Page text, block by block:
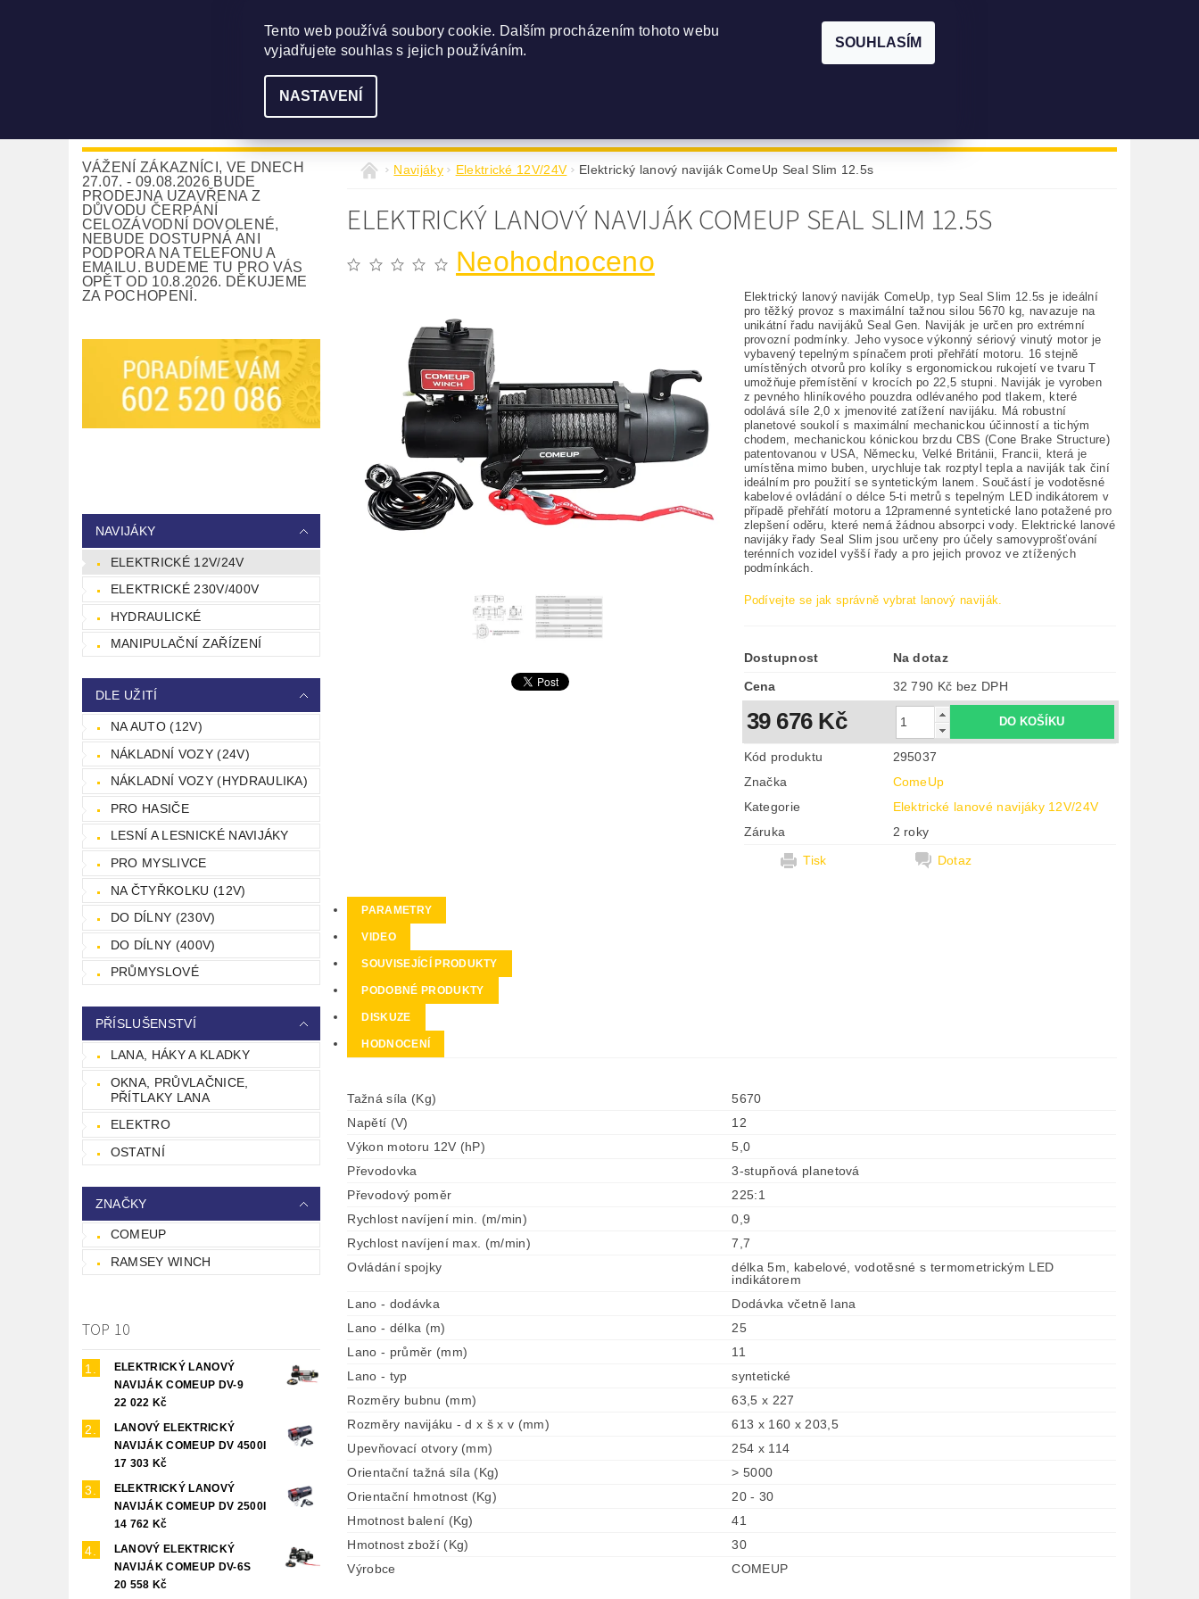
(+420) 602 520 086 seal@seal-navijaky.cz
VÁŽENÍ ZÁKAZNÍCI, VE DNECH
27.07. - 09.08.2026 BUDE
PRODEJNA UZAVŘENA Z
DŮVODU ČERPÁNÍ
CELOZÁVODNÍ DOVOLENÉ,
NEBUDE DOSTUPNÁ ANI
PODPORA NA TELEFONU A
EMAILU. BUDEME TU PRO VÁS
OPĚT OD 10.8.2026. DĚKUJEME
ZA POCHOPENÍ.
NAVIJÁKY
ELEKTRICKÉ 12V/24V
ELEKTRICKÉ 230V/400V
HYDRAULICKÉ
MANIPULAČNÍ ZAŘÍZENÍ
DLE UŽITÍ
NA AUTO (12V)
NÁKLADNÍ VOZY (24V)
NÁKLADNÍ VOZY (HYDRAULIKA)
PRO HASIČE
LESNÍ A LESNICKÉ NAVIJÁKY
PRO MYSLIVCE
NA ČTYŘKOLKU (12V)
DO DÍLNY (230V)
DO DÍLNY (400V)
PRŮMYSLOVÉ
PŘÍSLUŠENSTVÍ
LANA, HÁKY A KLADKY
OKNA, PRŮVLAČNICE,
PŘÍTLAKY LANA
ELEKTRO
OSTATNÍ
ZNAČKY
COMEUP
RAMSEY WINCH
TOP 10
ELEKTRICKÝ LANOVÝ
NAVIJÁK COMEUP DV-9
22 022 Kč
LANOVÝ ELEKTRICKÝ
NAVIJÁK COMEUP DV 4500I
17 303 Kč
ELEKTRICKÝ LANOVÝ
NAVIJÁK COMEUP DV 2500I
14 762 Kč
LANOVÝ ELEKTRICKÝ
NAVIJÁK COMEUP DV-6S
20 558 Kč
Navijáky Elektrické 12V/24V Elektrický lanový naviják ComeUp Seal Slim 12.5s
ELEKTRICKÝ LANOVÝ NAVIJÁK COMEUP SEAL SLIM 12.5S
Neohodnoceno
Elektrický lanový naviják ComeUp, typ Seal Slim 12.5s je ideální
pro těžký provoz s maximální tažnou silou 5670 kg, navazuje na
unikátní řadu navijáků Seal Gen. Naviják je určen pro extrémní
provozní podmínky. Jeho vysoce výkonný sériový vinutý motor je
vybavený tepelným spínačem proti přehřátí motoru. 16 stejně
umístěných otvorů pro kolíky s ergonomickou rukojetí ve tvaru T
umožňuje přemístění v krocích po 22,5 stupni. Naviják je vyroben
z pevného hliníkového pouzdra odlévaného pod tlakem, které
odolává síle 2,0 x jmenovité zatížení navijáku. Má robustní
planetové soukolí s maximální mechanickou účinností a tichým
chodem, mechanickou kónickou brzdu CBS (Cone Brake Structure)
patentovanou v USA, Německu, Velké Británii, Francii, která je
umístěna mimo buben, urychluje tak rozptyl tepla a naviják tak činí
ideálním pro použití se syntetickým lanem. Součástí je vodotěsné
kabelové ovládání o délce 5-ti metrů s tepelným LED indikátorem v
případě přehřátí motoru a 12pramenné syntetické lano potažené pro
zlepšení oděru, které nemá žádnou absorpci vody. Elektrické lanové
navijáky řady Seal Slim jsou určeny pro účely samovyprošťování
terénních vozidel vyšší řady a pro jejich provoz ve ztížených
podmínkách.
Podívejte se jak správně vybrat lanový naviják.
Dostupnost
Na dotaz
Cena
32 790 Kč bez DPH
39 676 Kč
Kód produktu
295037
Značka
ComeUp
Kategorie
Elektrické lanové navijáky 12V/24V
Záruka
2 roky
Tisk
Dotaz
PARAMETRY
VIDEO
SOUVISEJÍCÍ PRODUKTY
PODOBNÉ PRODUKTY
DISKUZE
HODNOCENÍ
Tažná síla (Kg)
5670
Napětí (V)
12
Výkon motoru 12V (hP)
5,0
Převodovka
3-stupňová planetová
Převodový poměr
225:1
Rychlost navíjení min. (m/min)
0,9
Rychlost navíjení max. (m/min)
7,7
Ovládání spojky
délka 5m, kabelové, vodotěsné s termometrickým LED
indikátorem
Lano - dodávka
Dodávka včetně lana
Lano - délka (m)
25
Lano - průměr (mm)
11
Lano - typ
syntetické
Rozměry bubnu (mm)
63,5 x 227
Rozměry navijáku - d x š x v (mm)
613 x 160 x 203,5
Upevňovací otvory (mm)
254 x 114
Orientační tažná síla (Kg)
> 5000
Orientační hmotnost (Kg)
20 - 30
Hmotnost balení (Kg)
41
Hmotnost zboží (Kg)
30
Výrobce
COMEUP
Tento web používá soubory cookie. Dalším procházením tohoto webu
vyjadřujete souhlas s jejich používáním.
NASTAVENÍ
SOUHLASÍM